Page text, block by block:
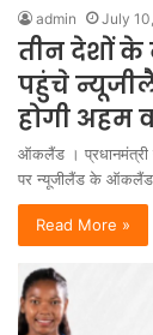
admin July
तीन देशों के
पहुंचे
होगी अहम
ऑकलैंड । प्रधानमंत्री
पर न्यूजीलैंड के
Read More »